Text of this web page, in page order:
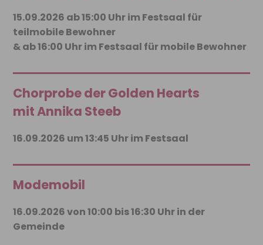
15.09.2026 ab 15:00 Uhr im Festsaal für
teilmobile Bewohner
& ab 16:00 Uhr im Festsaal für mobile Bewohner
Chorprobe der Golden Hearts
mit Annika Steeb
16.09.2026 um 13:45 Uhr im Festsaal
Modemobil
16.09.2026 von 10:00 bis 16:30 Uhr in der
Gemeinde